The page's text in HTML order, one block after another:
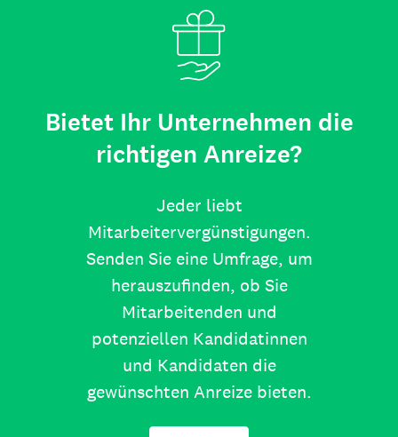
Bietet Ihr Unternehmen die
richtigen Anreize?
Jeder liebt
Mitarbeitervergünstigungen.
Senden Sie eine Umfrage, um
herauszufinden, ob Sie
Mitarbeitenden und
potenziellen Kandidatinnen
und Kandidaten die
gewünschten Anreize bieten.